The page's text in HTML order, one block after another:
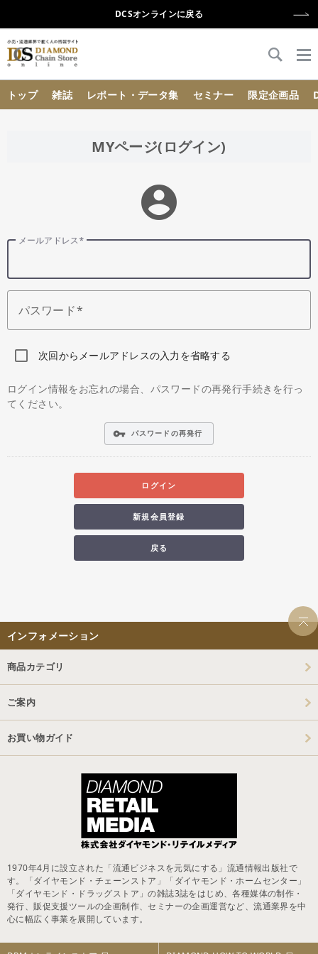
DCSオンラインに戻る
トップ 雑誌 レポート・データ集 セミナー 限定企画品
MYページ(ログイン)
account_circle
メールアドレス
パスワード
次回からメールアドレスの入力を省略する
ログイン情報をお忘れの場合、パスワードの再発行手続きを行っ
てください。
vpn_key パスワードの再発行
ログイン
新規会員登録
戻る
インフォメーション
商品カテゴリ
ご案内
お買い物ガイド
1970年4月に設立された「流通ビジネスを元気にする」流通情報出版社で
す。「ダイヤモンド・チェーンストア」「ダイヤモンド・ホームセンター」
「ダイヤモンド・ドラッグストア」の雑誌3誌をはじめ、各種媒体の制作・
発行、販促支援ツールの企画制作、セミナーの企画運営など、流通業界を中
心に幅広く事業を展開しています。